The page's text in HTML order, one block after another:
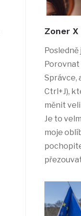
Zoner
Porovnat
Správce,
Ctrl+J),
měnit
Je to
moje